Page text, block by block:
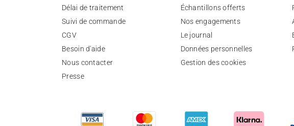
Délai de traitement
Suivi de commande
CGV
Besoin d'aide
Nous contacter
Presse
Échantillons offerts
Nos engagements
Le journal
Données personnelles
Gestion des cookies